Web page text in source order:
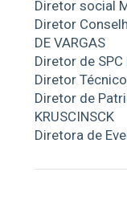
Diretor social
Diretor
DE VARGAS
Diretor de SPC
Diretor Técnico
Diretor de
KRUSCINSCK
Diretora de